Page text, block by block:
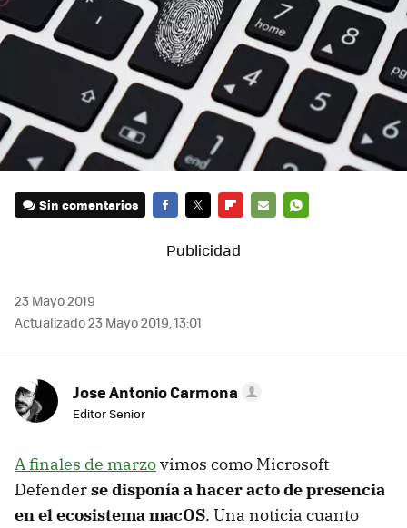
Sin comentarios
23 Mayo 2019
Actualizado 23 Mayo 2019, 13:01
Jose Antonio Carmona
Editor Senior
A finales de marzovimos como Microsoft
Defenderse disponía a hacer acto de presencia
en el ecosistema macOS. Una noticia cuanto